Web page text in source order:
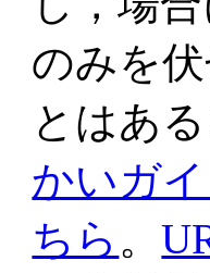
のみを
とはあ
かいガ
ちら 。